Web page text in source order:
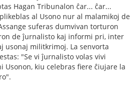
Hagan Tribunalon ĉar... ĉar...
al Usono nur al malamikoj de
suferas dumvivan torturon
de ĵurnalisto kaj informi pri, inter
usonaj militkrimoj. La senvorta
"Se vi ĵurnalisto volas vivi
Usonon, kiu celebras fiere ĉiujare la